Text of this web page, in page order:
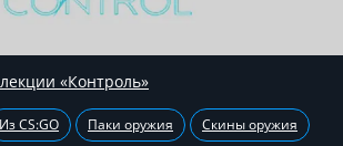
«Контроль»
Из CS:GO Паки оружия Скины оружия